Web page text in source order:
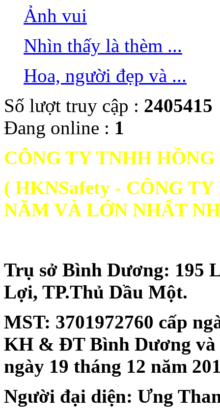
Ảnh vui
Nhìn thấy là thèm ...
Hoa, người đẹp và ...
Số lượt truy cập : 2405415
Đang online : 1
CÔNG TY TNHH
( HKNSafety - CÔNG
NĂM VÀ LỚN NHẤT
Trụ sở Bình Dương: 195
Lợi, TP.Thủ Dầu Một.
MST: 3701972760 cấp
KH & ĐT Bình Dương
ngày 19 tháng 12 năm
Người đại diện: Ưng